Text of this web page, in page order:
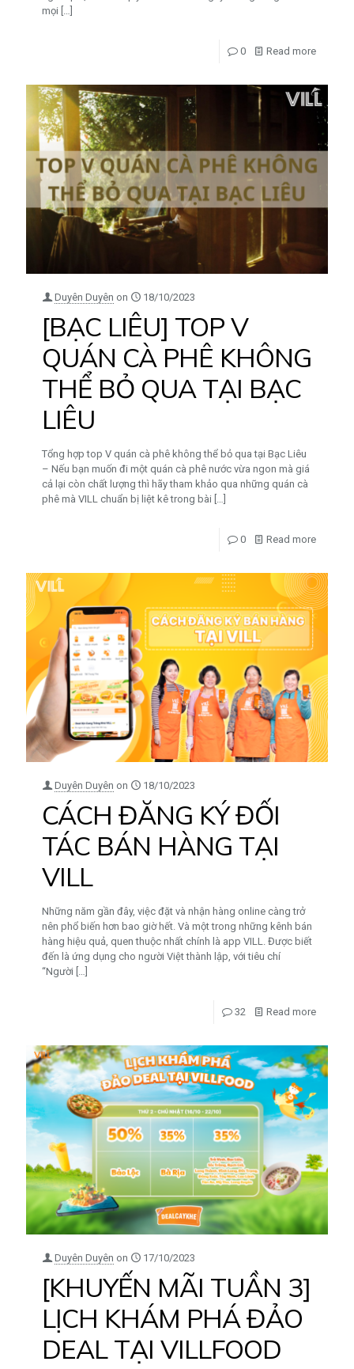
mọi […]
0 Read more
Duyên Duyên on 18/10/2023
[BẠC LIÊU] TOP V
QUÁN CÀ PHÊ KHÔNG
THỂ BỎ QUA TẠI BẠC
LIÊU
Tổng hợp top V quán cà phê không thể bỏ qua tại Bạc Liêu
– Nếu bạn muốn đi một quán cà phê nước vừa ngon mà giá
cả lại còn chất lượng thì hãy tham khảo qua những quán cà
phê mà VILL chuẩn bị liệt kê trong bài
0 Read more
Duyên Duyên on 18/10/2023
CÁCH ĐĂNG KÝ ĐỐI
TÁC BÁN HÀNG TẠI
VILL
Những năm gần đây, việc đặt và nhận hàng online càng trở
nên phổ biến hơn bao giờ hết. Và một trong những kênh bán
hàng hiệu quả, quen thuộc nhất chính là app VILL. Được biết
đến là ứng dụng cho người Việt thành lập, với tiêu chí
“Người
32 Read more
Duyên Duyên on 17/10/2023
[KHUYẾN MÃI TUẦN 3]
LỊCH KHÁM PHÁ ĐẢO
DEAL TẠI VILLFOOD